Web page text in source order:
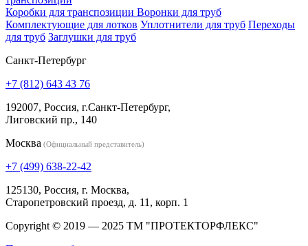
Коробки для транспозиции Воронки для труб
Комплектующие для лотков Уплотнители для труб Переходы
для труб Заглушки для труб
Санкт-Петербург
+7 (812) 643 43 76
192007, Россия, г.Санкт-Петербург,
Лиговский пр., 140
Москва (Официальный представитель)
+7 (499) 638-22-42
125130, Россия, г. Москва,
Старопетровский проезд, д. 11, корп. 1
Copyright © 2019 — 2025 ТМ "ПРОТЕКТОРФЛЕКС"